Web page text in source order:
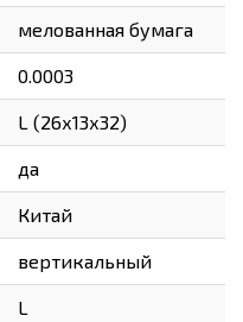
мелованная бумага
0.0003
L (26х13х32)
да
Китай
вертикальный
L